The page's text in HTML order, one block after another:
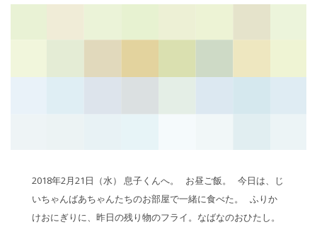
2018年2月21日（水） 息子くんへ。 お昼ご飯。 今日は、じ
いちゃんばあちゃんたちのお部屋で一緒に食べた。 ふりか
けおにぎりに、昨日の残り物のフライ。なばなのおひたし。